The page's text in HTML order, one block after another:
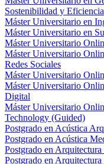
Sostenibilidad y Eficiencia
Máster Universitario en
Máster Universitario en
Máster Universitario
Máster Universitario
Redes Sociales
Máster Universitario
Máster Universitario
Digital
Máster Universitario
Technology (Guided)
Postgrado en Acústica
Postgrado en Acústica
Postgrado en
Postgrado en